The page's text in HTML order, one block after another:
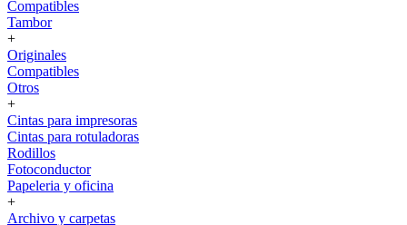
Compatibles
Tambor
+
Originales
Compatibles
Otros
+
Cintas para impresoras
Cintas para rotuladoras
Rodillos
Fotoconductor
Papeleria y oficina
+
Archivo y carpetas